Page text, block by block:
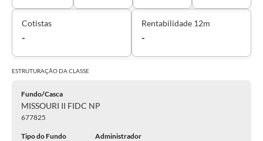
Cotistas
-
Rentabilidade 12m
-
ESTRUTURAÇÃO DACLASSE
Fundo/Casca
MISSOURI II FIDC NP
677825
Tipo do Fundo Administrador